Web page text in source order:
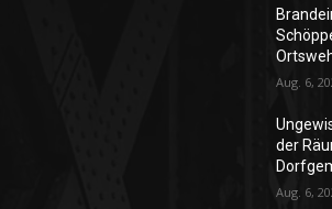
Aug. 6,
der
Aug. 6,